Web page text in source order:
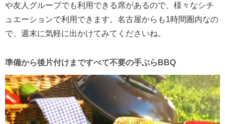
や友人グループでも利用できる席があるので、様々なシチ
ュエーションで利用できます。名古屋からも1時間圏内なの
で、週末に気軽に出かけてみてくださいね。
準備から後片付けまですべて不要の手ぶらBBQ